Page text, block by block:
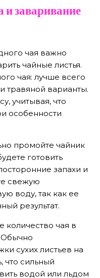
и заваривание
чая важно
чайные листья.
чая: лучше всего
травяной варианты.
учитывая, что
особенности
промойте чайник
готовить
запахи и
свежую
воду, так как ее
результат.
количество чая в
Обычно
сухих листьев на
что сильный
водой или льдом